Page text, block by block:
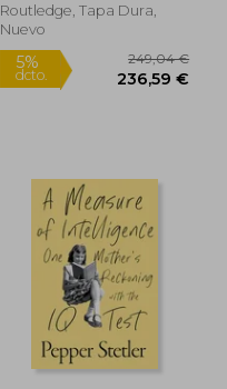
dcto.
Routledge, Tapa Dura,
Nuevo